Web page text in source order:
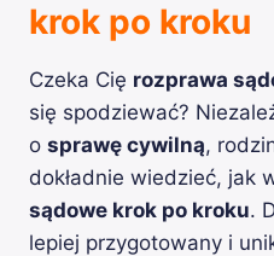
krok po kroku
Czeka Cię rozprawa
się spodziewać?
o sprawę cywilną,
dokładnie wiedzieć, jak
sądowe krok po kroku.
lepiej przygotowany i